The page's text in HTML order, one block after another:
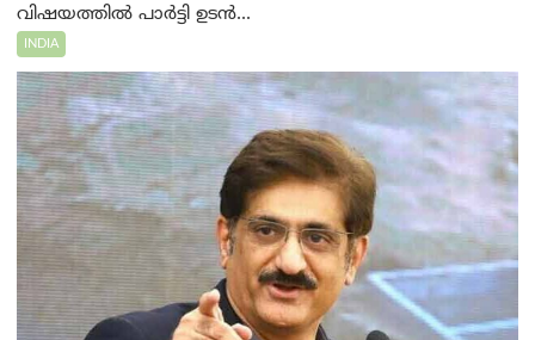
വിഷയത്തിൽ പാർട്ടി ഉടൻ...
INDIA